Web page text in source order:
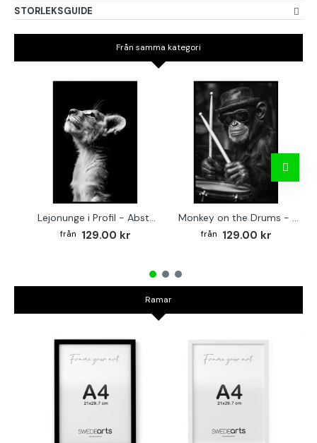
STORLEKSGUIDE
Från samma kategori
Lejonunge i Profil - Abstrakt poster i svartvitt
129.00 kr
Monkey on the Drums - Trendig poster
129.00 kr
Ramar